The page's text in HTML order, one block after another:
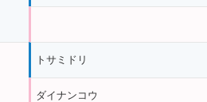
トサミドリ
ダイナンコウ